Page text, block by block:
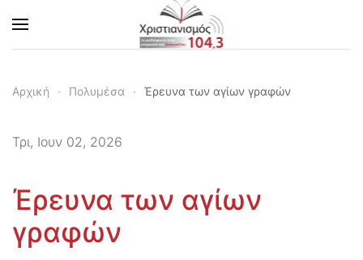
Skip to main content
Αρχική Πολυμέσα Έρευνα των αγίων γραφών
Τρι, Ιουν 02, 2026
Έρευνα των αγίων
γραφών